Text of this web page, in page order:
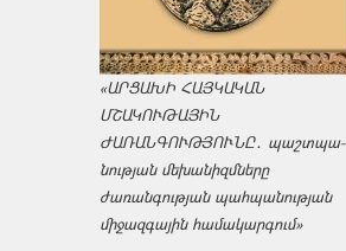
«ԱՐՑԱԽԻ ՀԱՅԿԱԿԱՆ
ՄՇԱԿՈՒԹԱՅԻՆ
ԺԱՌԱՆԳՈՒԹՅՈՒՆԸ․ պաշտպա­
նության մեխանիզմները
ժառանգության պահպանության
միջազ­գային համակարգում»